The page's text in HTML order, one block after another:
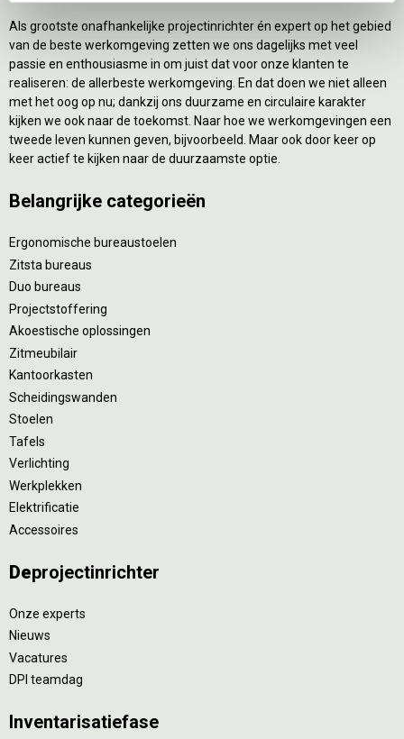
Als grootste onafhankelijke projectinrichter én expert op het gebied
van de beste werkomgeving zetten we ons dagelijks met veel
passie en enthousiasme in om juist dat voor onze klanten te
realiseren: de allerbeste werkomgeving. En dat doen we niet alleen
met het oog op nu; dankzij ons duurzame en circulaire karakter
kijken we ook naar de toekomst. Naar hoe we werkomgevingen een
tweede leven kunnen geven, bijvoorbeeld. Maar ook door keer op
keer actief te kijken naar de duurzaamste optie.
Belangrijke categorieën
Ergonomische bureaustoelen
Zitsta bureaus
Duo bureaus
Projectstoffering
Akoestische oplossingen
Zitmeubilair
Kantoorkasten
Scheidingswanden
Stoelen
Tafels
Verlichting
Werkplekken
Elektrificatie
Accessoires
Deprojectinrichter
Onze experts
Nieuws
Vacatures
DPI teamdag
Inventarisatiefase